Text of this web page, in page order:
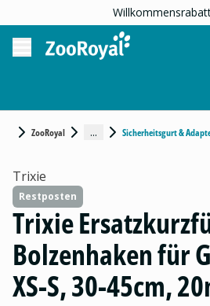
ZooRoyal ... Sicherheitsgurt &
Trixie
Restposten
Trixie
Bolzenhaken für
XS-S, 30-45cm,